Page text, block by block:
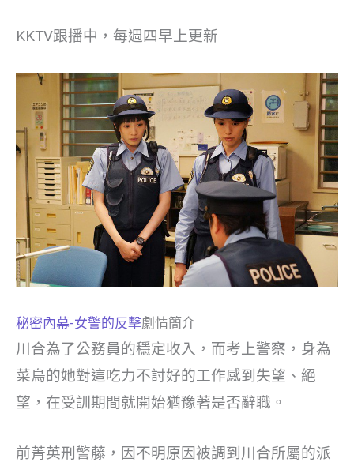
KKTV跟播中，每週四早上更新
秘密內幕-女警的反擊劇情簡介
川合為了公務員的穩定收入，而考上警察，身為
菜鳥的她對這吃力不討好的工作感到失望、絕
望，在受訓期間就開始猶豫著是否辭職。
前菁英刑警藤，因不明原因被調到川合所屬的派